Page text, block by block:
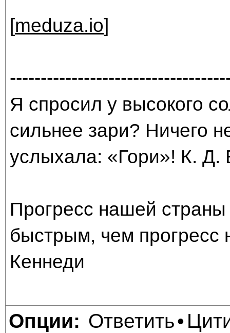
[meduza.io]
Я спросил у высокого
сильнее зари? Ничего
услыхала: «Гори»! К. Д.
Прогресс нашей
быстрым, чем прогресс
Кеннеди
Опции: Ответить•